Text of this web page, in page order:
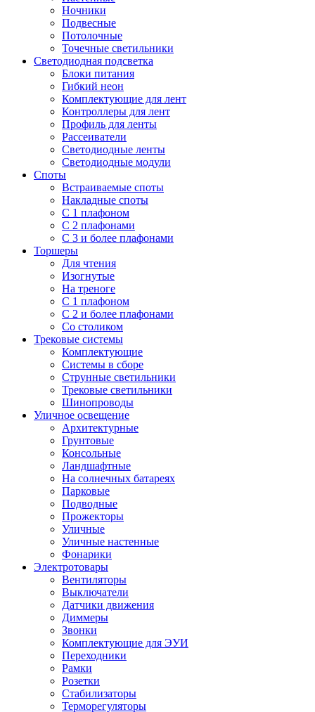
Ночники
Подвесные
Потолочные
Точечные светильники
Светодиодная подсветка
Блоки питания
Гибкий неон
Комплектующие для лент
Контроллеры для лент
Профиль для ленты
Рассеиватели
Светодиодные ленты
Светодиодные модули
Споты
Встраиваемые споты
Накладные споты
С 1 плафоном
С 2 плафонами
С 3 и более плафонами
Торшеры
Для чтения
Изогнутые
На треноге
С 1 плафоном
С 2 и более плафонами
Со столиком
Трековые системы
Комплектующие
Системы в сборе
Струнные светильники
Трековые светильники
Шинопроводы
Уличное освещение
Архитектурные
Грунтовые
Консольные
Ландшафтные
На солнечных батареях
Парковые
Подводные
Прожекторы
Уличные
Уличные настенные
Фонарики
Электротовары
Вентиляторы
Выключатели
Датчики движения
Диммеры
Звонки
Комплектующие для ЭУИ
Переходники
Рамки
Розетки
Стабилизаторы
Терморегуляторы